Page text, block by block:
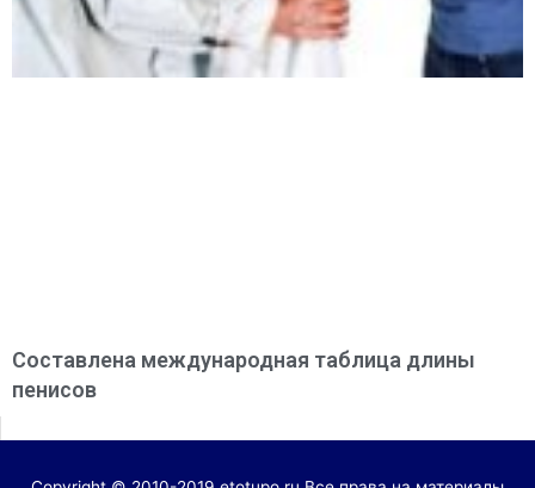
Составлена международная таблица длины
пенисов